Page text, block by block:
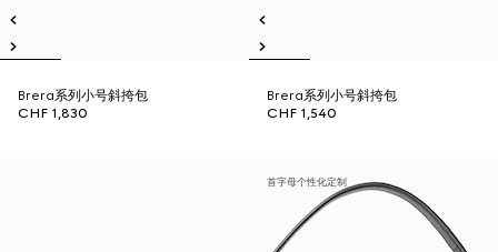
Brera系列小号斜挎包
CHF 1,830
Brera系列小号斜挎包
CHF 1,540
首字母个性化定制